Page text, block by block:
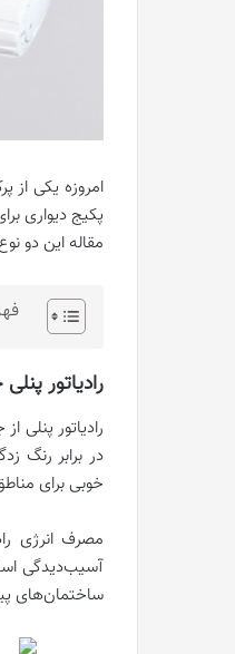
امروزه یکی از
پکیج دیواری
مقاله این دو
رادیاتور
رادیاتور پنلی
در برابر رنگ
خوبی برای
مصرف انرژی
آسیب‌دیدگی
ساختمان‌های